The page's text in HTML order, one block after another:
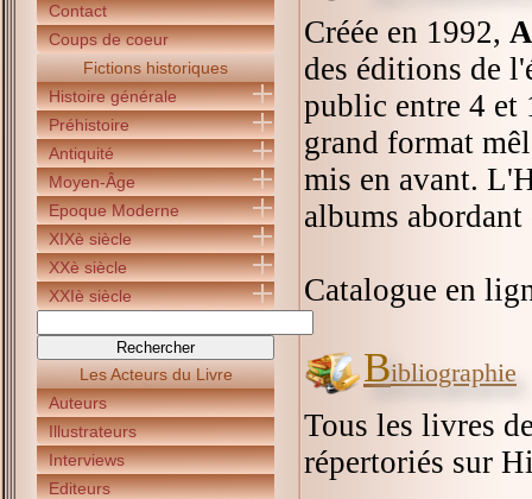
Contact
Coups de coeur
Fictions historiques
Histoire générale
Préhistoire
Antiquité
Moyen-Âge
Epoque Moderne
XIXè siècle
XXè siècle
XXIè siècle
Les Acteurs du Livre
Auteurs
Illustrateurs
Interviews
Editeurs
Créée en 1992,
des éditions de
public entre 4 et
grand format
mis en avant.
albums
Catalogue en
Bibliographie
Tous les livres
répertoriés sur